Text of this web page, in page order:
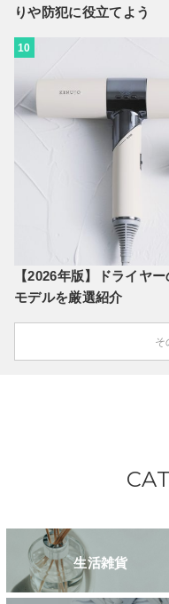
りや防犯に役立てよう
10
【2026年版】ドライヤ
モデルを厳選紹介
そ
生活雑貨